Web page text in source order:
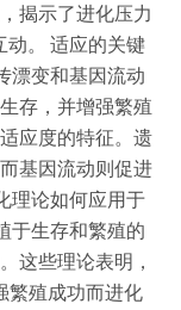
揭示了进化压力
。 适应的关键
漂变和基因流动
存，并增强繁殖
应度的特征。遗
基因流动则促进
理论如何应用于
于生存和繁殖的
这些理论表明，
繁殖成功而进化